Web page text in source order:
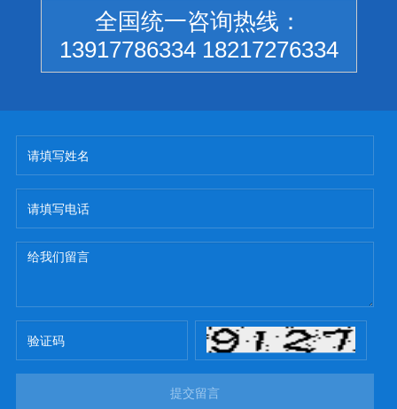
全国统一咨询热线：
13917786334 18217276334
提交留言